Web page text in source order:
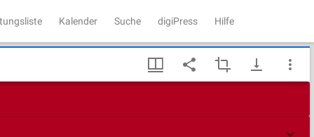
Kalender Suche digiPress Hilfe